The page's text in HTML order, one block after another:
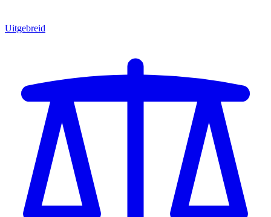
Uitgebreid